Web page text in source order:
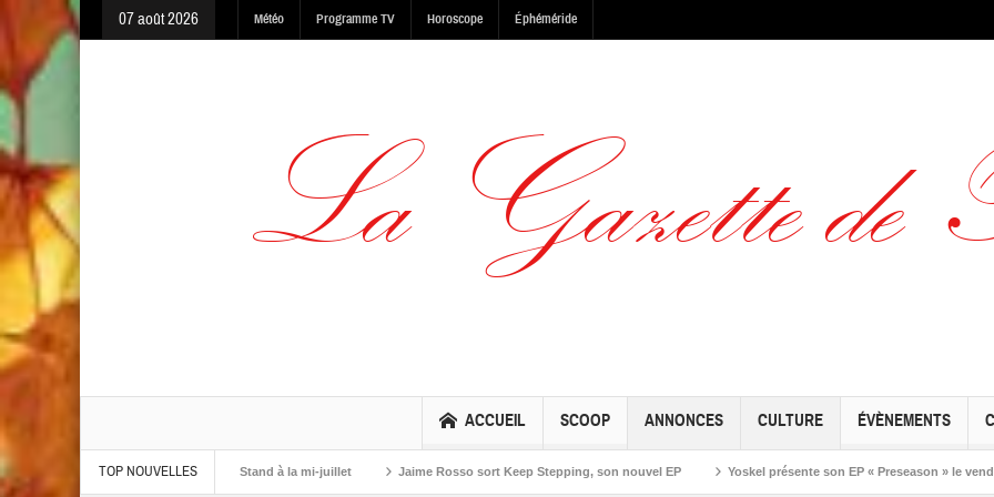
07 août 2026 Météo Programme TV Horoscope Éphéméride
ACCUEIL SCOOP ANNONCES CULTURE ÉVÈNEMENTS
TOP NOUVELLES
Dark et One Life Stand à la mi-juillet Jaime Rosso sort Keep Stepping, son nouvel EP Yoskel présente son EP « Preseason » le vendredi 19 juin